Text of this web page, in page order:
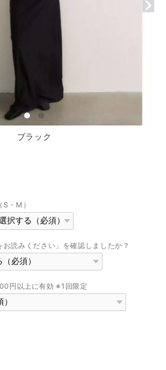
ブラック
・M）
お読みください」を確認しましたか？
円以上に有効 ※1回限定